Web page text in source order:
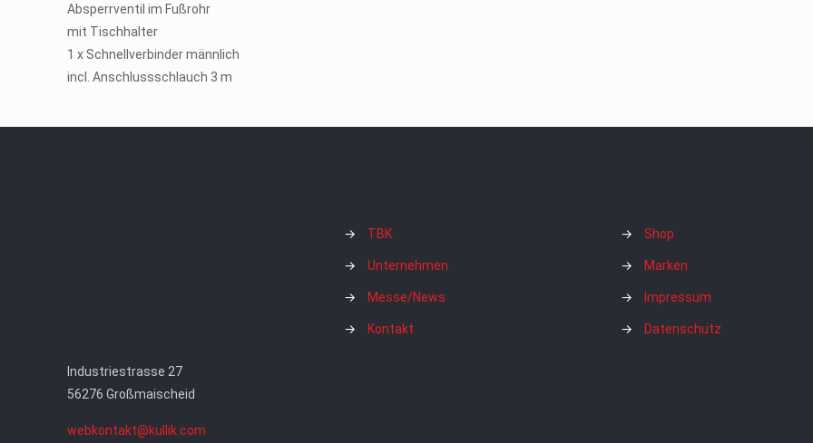
Absperrventil im Fußrohr
mit Tischhalter
1 x Schnellverbinder männlich
incl. Anschlussschlauch 3 m
Industriestrasse 27
56276 Großmaischeid
webkontakt@kullik.com
→ TBK
→ Unternehmen
→ Messe/News
→ Kontakt
→ Shop
→ Marken
→ Impressum
→ Datenschutz